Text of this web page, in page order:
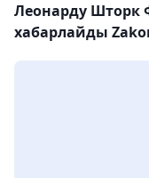
Леонарду Шторк
хабарлайды